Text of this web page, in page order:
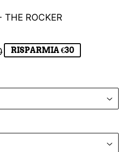
THE ROCKER
PREZZO
€260,00
PREZZO
€230,00
RISPARMIA €30